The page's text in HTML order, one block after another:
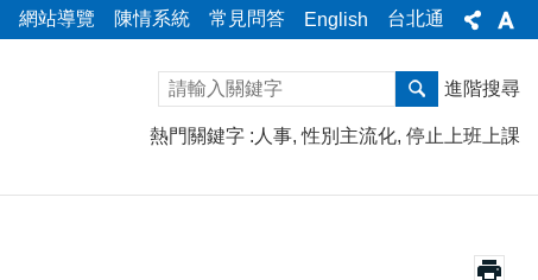
網站導覽 陳情系統 常見問答 English 台北通
進階搜尋
熱門關鍵字 人事 性別主流化 停止上班上課